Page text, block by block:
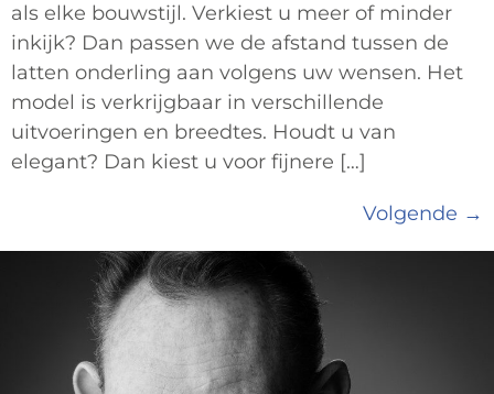
als elke bouwstijl. Verkiest u meer of minder
inkijk? Dan passen we de afstand tussen de
latten onderling aan volgens uw wensen. Het
model is verkrijgbaar in verschillende
uitvoeringen en breedtes. Houdt u van
elegant? Dan kiest u voor fijnere […]
Volgende →